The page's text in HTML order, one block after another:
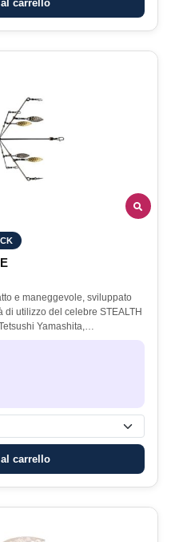
carrello
e maneggevole, sviluppato
di utilizzo del celebre STEALTH
Yamashita,…
carrello